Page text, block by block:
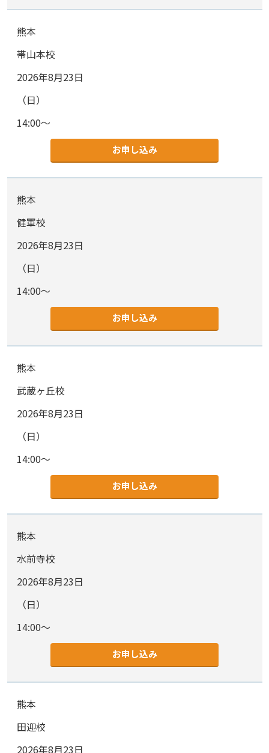
熊本
帯山本校
2026年8月23日
（日）
14:00～
お申し込み
熊本
健軍校
2026年8月23日
（日）
14:00～
お申し込み
熊本
武蔵ヶ丘校
2026年8月23日
（日）
14:00～
お申し込み
熊本
水前寺校
2026年8月23日
（日）
14:00～
お申し込み
熊本
田迎校
2026年8月23日